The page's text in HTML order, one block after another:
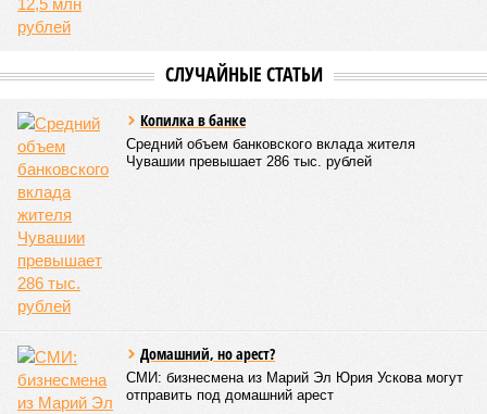
СЛУЧАЙНЫЕ СТАТЬИ
Копилка в банке
Средний объем банковского вклада жителя
Чувашии превышает 286 тыс. рублей
Домашний, но арест?
СМИ: бизнесмена из Марий Эл Юрия Ускова могут
отправить под домашний арест